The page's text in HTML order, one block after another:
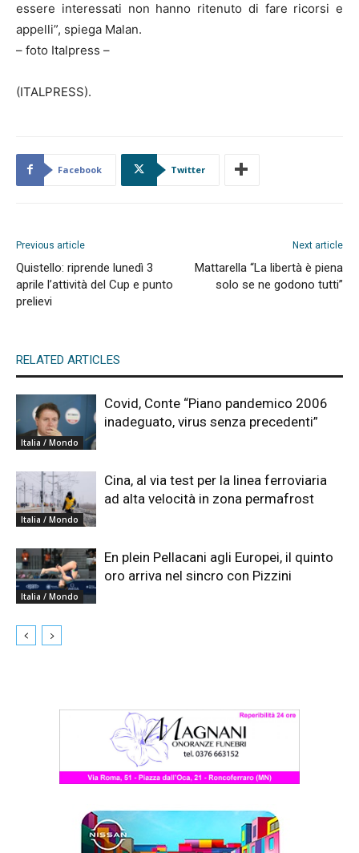
essere interessati non hanno ritenuto di fare ricorsi e
appelli”, spiega Malan.
– foto Italpress –
(ITALPRESS).
Facebook Twitter
Previous article
Quistello: riprende lunedì 3
aprile l’attività del Cup e punto
prelievi
Next article
Mattarella “La libertà è piena
solo se ne godono tutti”
RELATED ARTICLES
Italia / Mondo
Covid, Conte “Piano pandemico 2006
inadeguato, virus senza precedenti”
Italia / Mondo
Cina, al via test per la linea ferroviaria
ad alta velocità in zona permafrost
Italia / Mondo
En plein Pellacani agli Europei, il quinto
oro arriva nel sincro con Pizzini